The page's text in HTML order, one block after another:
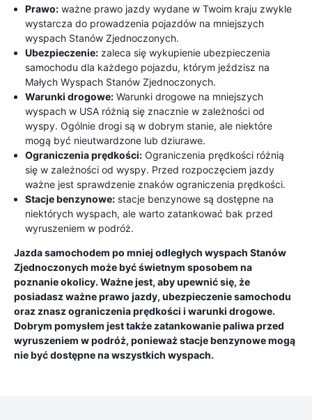
Prawo: ważne prawo jazdy wydane w Twoim kraju zwykle
wystarcza do prowadzenia pojazdów na mniejszych
wyspach Stanów Zjednoczonych.
Ubezpieczenie: zaleca się wykupienie ubezpieczenia
samochodu dla każdego pojazdu, którym jeździsz na
Małych Wyspach Stanów Zjednoczonych.
Warunki drogowe: Warunki drogowe na mniejszych
wyspach w USA różnią się znacznie w zależności od
wyspy. Ogólnie drogi są w dobrym stanie, ale niektóre
mogą być nieutwardzone lub dziurawe.
Ograniczenia prędkości: Ograniczenia prędkości różnią
się w zależności od wyspy. Przed rozpoczęciem jazdy
ważne jest sprawdzenie znaków ograniczenia prędkości.
Stacje benzynowe: stacje benzynowe są dostępne na
niektórych wyspach, ale warto zatankować bak przed
wyruszeniem w podróż.
Jazda samochodem po mniej odległych wyspach Stanów
Zjednoczonych może być świetnym sposobem na
poznanie okolicy. Ważne jest, aby upewnić się, że
posiadasz ważne prawo jazdy, ubezpieczenie samochodu
oraz znasz ograniczenia prędkości i warunki drogowe.
Dobrym pomysłem jest także zatankowanie paliwa przed
wyruszeniem w podróż, ponieważ stacje benzynowe mogą
nie być dostępne na wszystkich wyspach.